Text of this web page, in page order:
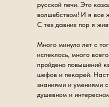
русской печи. Это
волшебством! И я все
С тех давних пор я
Много минуло лет с
испеклось, много
пройдено повышений
шефов и пекарей.
знаниями и умениями
душевном и